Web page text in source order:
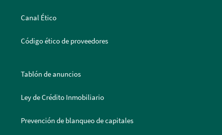
Canal Ético
Código ético de proveedores
Tablón de anuncios
Ley de Crédito Inmobiliario
Prevención de blanqueo de capitales